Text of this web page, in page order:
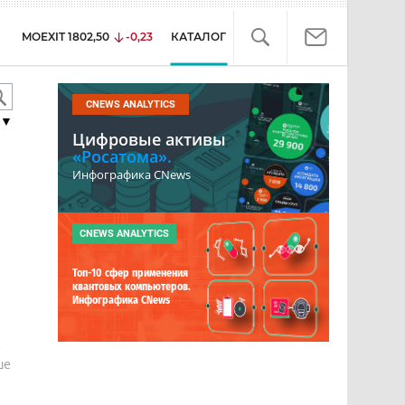
MOEXIT 1802,50 -0,23 КАТАЛОГ
CNEWS ANALYTICS
Цифровые активы
«Росатома».
Инфографика CNews
CNEWS ANALYTICS
Топ-10 сфер применения
квантовых компьютеров.
Инфографика CNews